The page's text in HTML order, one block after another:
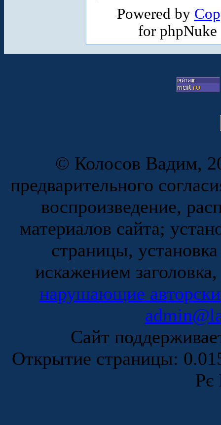
Powered by
for
© Колосов Вадим,
предварительного
воспроизведение,
материалов сайта;
страницы,
искажением
нарушающие
Сайт
Открытие страницы:
Рє